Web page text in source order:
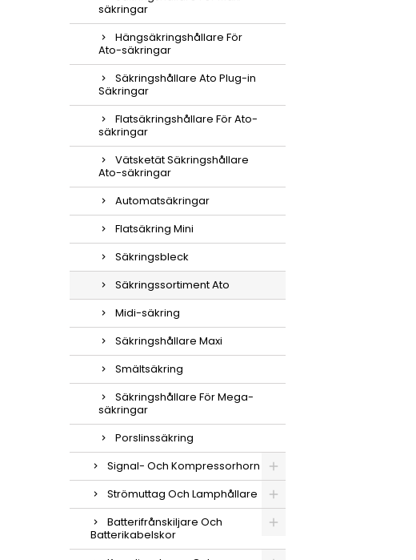
säkringar
Hängsäkringshållare För
Ato-säkringar
Säkringshållare Ato Plug-in
Säkringar
Flatsäkringshållare För Ato-
säkringar
Vätsketät Säkringshållare
Ato-säkringar
Automatsäkringar
Flatsäkring Mini
Säkringsbleck
Säkringssortiment Ato
Midi-säkring
Säkringshållare Maxi
Smältsäkring
Säkringshållare För Mega-
säkringar
Porslinssäkring
Signal- Och Kompressorhorn
Strömuttag Och Lamphållare
Batterifrånskiljare Och
Batterikabelskor